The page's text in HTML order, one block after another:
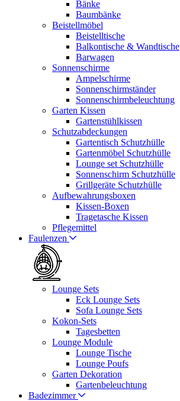
Bänke
Baumbänke
Beistellmöbel
Beistelltische
Balkontische & Wandtische
Barwagen
Sonnenschirme
Ampelschirme
Sonnenschirmständer
Sonnenschirmbeleuchtung
Garten Kissen
Gartenstühlkissen
Schutzabdeckungen
Gartentisch Schutzhülle
Gartenmöbel Schutzhülle
Lounge set Schutzhülle
Sonnenschirm Schutzhülle
Grillgeräte Schutzhülle
Aufbewahrungsboxen
Kissen-Boxen
Tragetasche Kissen
Pflegemittel
Faulenzen
Lounge Sets
Eck Lounge Sets
Sofa Lounge Sets
Kokon-Sets
Tagesbetten
Lounge Module
Lounge Tische
Lounge Poufs
Garten Dekoration
Gartenbeleuchtung
Badezimmer